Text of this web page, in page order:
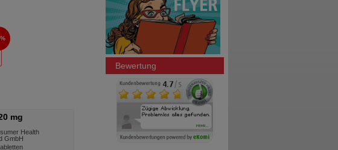
mg
Health
GmbH
GINKGO BILOBA-1A Pharma 120
mg Filmtabletten
Bewertung